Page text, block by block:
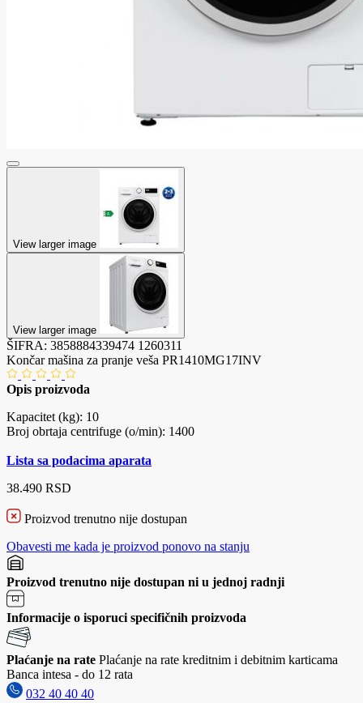
View larger image
View larger image
ŠIFRA: 3858884339474 1260311
Končar mašina za pranje veša PR1410MG17INV
Opis proizvoda
Kapacitet (kg): 10
Broj obrtaja centrifuge (o/min): 1400
Lista sa podacima aparata
38.490 RSD
Proizvod trenutno nije dostupan
Obavesti me kada je proizvod ponovo na stanju
Proizvod trenutno nije dostupan ni u jednoj radnji
Informacije o isporuci specifičnih proizvoda
Plaćanje na rate Plaćanje na rate kreditnim i debitnim karticama
Banca intesa - do 12 rata
032 40 40 40